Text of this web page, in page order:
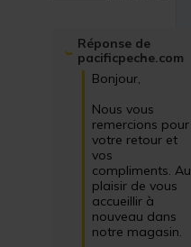
Réponse de
pacificpeche.com
Bonjour,
Nous vous
remercions pour
votre retour et
vos
compliments. Au
plaisir de vous
accueillir à
nouveau dans
notre magasin.